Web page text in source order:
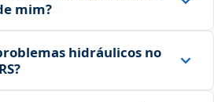
mim?
hidráulicos no